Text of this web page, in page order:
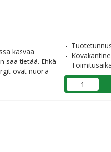
kasvaa
saa tietää. Ehkä
ovat nuoria